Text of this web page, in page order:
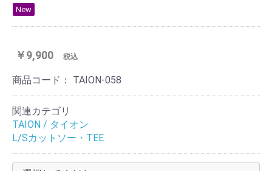
New
￥9,900 税込
商品コード： TAION-058
関連カテゴリ
TAION / タイオン
L/Sカットソー・TEE